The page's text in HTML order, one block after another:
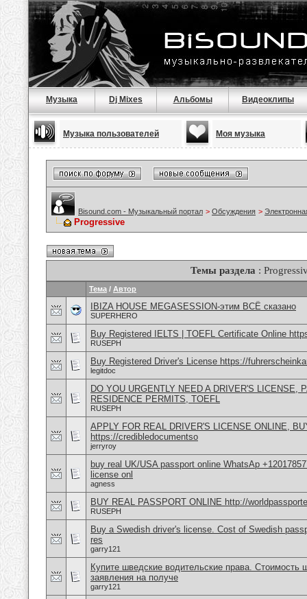
Музыка Dj Mixes Альбомы Видеоклипы
Музыка пользователей Моя музыка
Bisound.com - Музыкальный портал > Обсуждения >
Progressive
Темы раздела :
Тема / Автор
IBIZA HOUSE MEGASESSION-этим ВСЁ сказано
SUPERHERO
Buy Registered IELTS | TOEFL Certificate Online
RUSEPH
Buy Registered Driver's License https://
legitdoc
DO YOU URGENTLY NEED A DRIVER'S LICENSE,
RESIDENCE PERMITS, TOEFL
RUSEPH
APPLY FOR REAL DRIVER'S LICENSE ONLINE,
https://credibledocumentso
jerryroy
buy real UK/USA passport online WhatsAp
license onl
agness
BUY REAL PASSPORT ONLINE http://
RUSEPH
Buy a Swedish driver's license. Cost of Swedish
res
garry121
Купите шведские водительские права. Стоимость
заявления на получе
garry121